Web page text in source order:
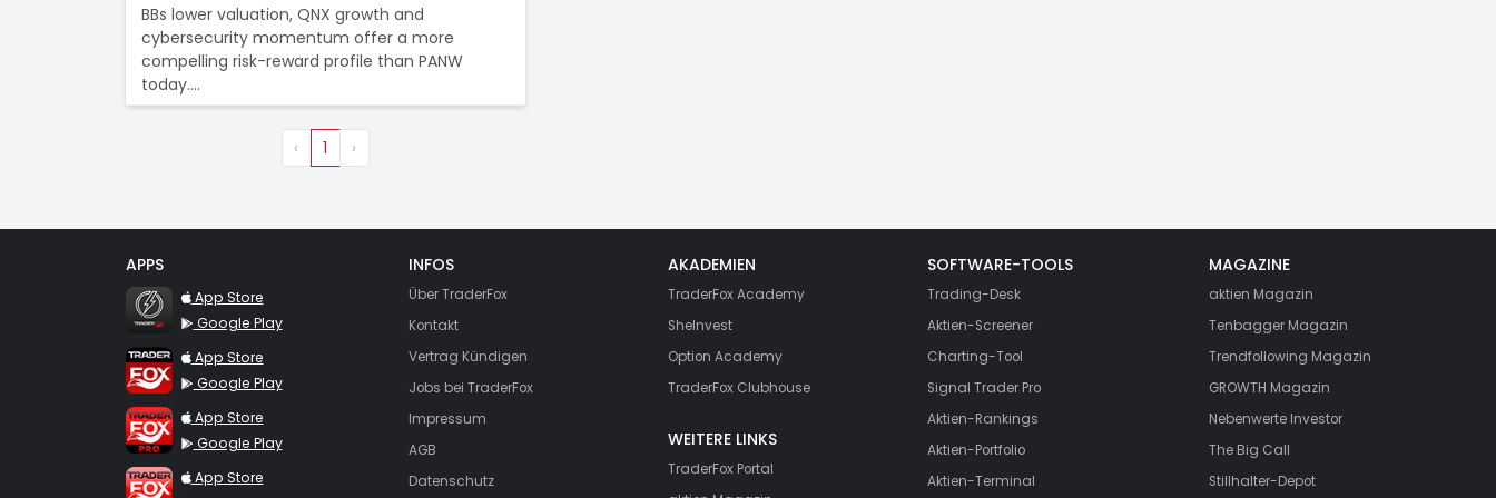
BBs lower valuation, QNX growth and
cybersecurity momentum offer a more
compelling risk-reward profile than PANW
today.…
‹ 1 ›
APPS
TraderFox Flash
App Store
Google Play
TraderFox App
App Store
Google Play
TraderFox Pro
App Store
Google Play
TraderFox dpa-AFX ProFeed
App Store
INFOS
Über TraderFox
Kontakt
Vertrag Kündigen
Jobs bei TraderFox
Impressum
AGB
Datenschutz
AKADEMIEN
TraderFox Academy
SheInvest
Option Academy
TraderFox Clubhouse
WEITERE LINKS
TraderFox Portal
SOFTWARE-TOOLS
Trading-Desk
Aktien-Screener
Charting-Tool
Signal Trader Pro
Aktien-Rankings
Aktien-Portfolio
Aktien-Terminal
MAGAZINE
aktien Magazin
Tenbagger Magazin
Trendfollowing Magazin
GROWTH Magazin
Nebenwerte Investor
The Big Call
Stillhalter-Depot